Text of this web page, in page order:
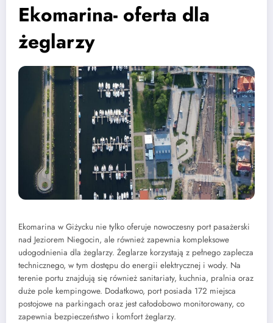
Ekomarina- oferta dla
żeglarzy
Ekomarina w Giżycku nie tylko oferuje nowoczesny port pasażerski
nad Jeziorem Niegocin, ale również zapewnia kompleksowe
udogodnienia dla żeglarzy. Żeglarze korzystają z pełnego zaplecza
technicznego, w tym dostępu do energii elektrycznej i wody. Na
terenie portu znajdują się również sanitariaty, kuchnia, pralnia oraz
duże pole kempingowe. Dodatkowo, port posiada 172 miejsca
postojowe na parkingach oraz jest całodobowo monitorowany, co
zapewnia bezpieczeństwo i komfort żeglarzy.